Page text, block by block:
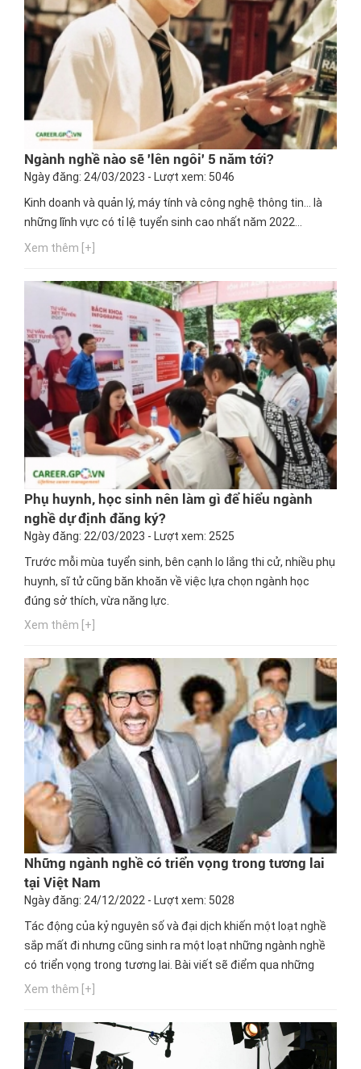
Ngành nghề nào sẽ 'lên ngôi' 5 năm tới?
Ngày đăng: 24/03/2023 - Lượt xem: 5046
Kinh doanh và quản lý, máy tính và công nghệ thông tin… là
những lĩnh vực có tỉ lệ tuyển sinh cao nhất năm 2022...
Xem thêm [+]
Phụ huynh, học sinh nên làm gì để hiểu ngành
nghề dự định đăng ký?
Ngày đăng: 22/03/2023 - Lượt xem: 2525
Trước mỗi mùa tuyển sinh, bên cạnh lo lắng thi cử, nhiều phụ
huynh, sĩ tử cũng băn khoăn về việc lựa chọn ngành học
đúng sở thích, vừa năng lực.
Xem thêm [+]
Những ngành nghề có triển vọng trong tương lai
tại Việt Nam
Ngày đăng: 24/12/2022 - Lượt xem: 5028
Tác động của kỷ nguyên số và đại dịch khiến một loạt nghề
sắp mất đi nhưng cũng sinh ra một loạt những ngành nghề
có triển vọng trong tương lai. Bài viết sẽ điểm qua những
khối ngành được xem là “miền đất hứa” với đa dạng việc làm
Xem thêm [+]